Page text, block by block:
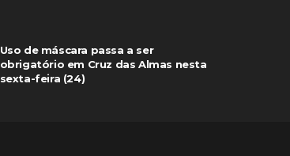
Uso de máscara passa a ser
obrigatório em Cruz das Almas nesta
sexta-feira (24)